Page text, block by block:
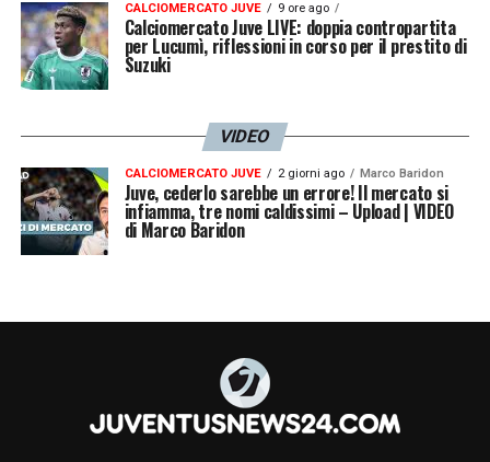
CALCIOMERCATO JUVE 9 ore ago
Calciomercato Juve LIVE: doppia contropartita
per Lucumì, riflessioni in corso per il prestito di
Suzuki
VIDEO
CALCIOMERCATO JUVE 2 giorni ago Marco Baridon
Juve, cederlo sarebbe un errore! Il mercato si
infiamma, tre nomi caldissimi – Upload | VIDEO
di Marco Baridon